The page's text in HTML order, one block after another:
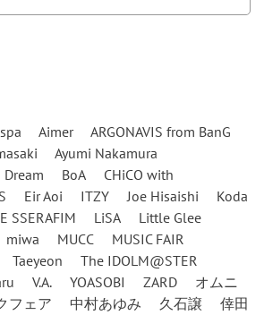
Aimer
ARGONAVIS from BanG
Ayumi Nakamura
Dream BoA
CHiCO with
Eir Aoi ITZY Joe Hisaishi
Koda
SSERAFIM LiSA
Little Glee
miwa MUCC
MUSIC FAIR
Taeyeon
The IDOLM@STER
V.A. YOASOBI ZARD
オムニ
フェア 中村あゆみ 久石譲
倖田